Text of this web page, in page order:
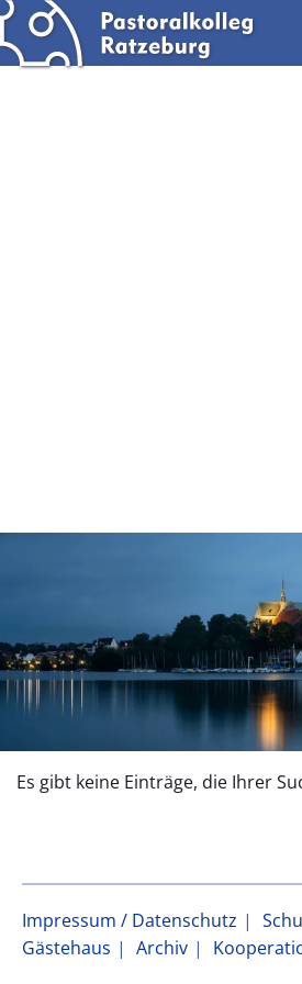
Es gibt keine Einträge, die Ihrer
Impressum / Datenschutz
Gästehaus
Archiv